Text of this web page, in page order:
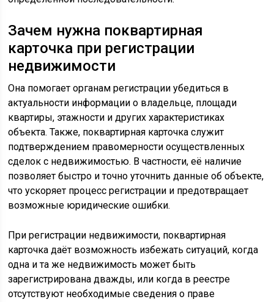
Зачем нужна поквартирная
карточка при регистрации
недвижимости
Она помогает органам регистрации убедиться в
актуальности информации о владельце, площади
квартиры, этажности и других характеристиках
объекта. Также, поквартирная карточка служит
подтверждением правомерности осуществленных
сделок с недвижимостью. В частности, её наличие
позволяет быстро и точно уточнить данные об объекте,
что ускоряет процесс регистрации и предотвращает
возможные юридические ошибки.
При регистрации недвижимости, поквартирная
карточка даёт возможность избежать ситуаций, когда
одна и та же недвижимость может быть
зарегистрирована дважды, или когда в реестре
отсутствуют необходимые сведения о праве